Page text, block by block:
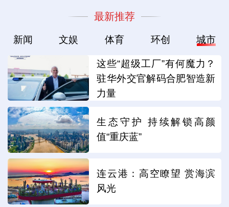
最新推荐
新闻 文娱 体育 环创 城市
这些“超级工厂”有何魔力？
驻华外交官解码合肥智造新
力量
生态守护 持续解锁高颜
值“重庆蓝”
连云港：高空瞭望 赏海滨
风光